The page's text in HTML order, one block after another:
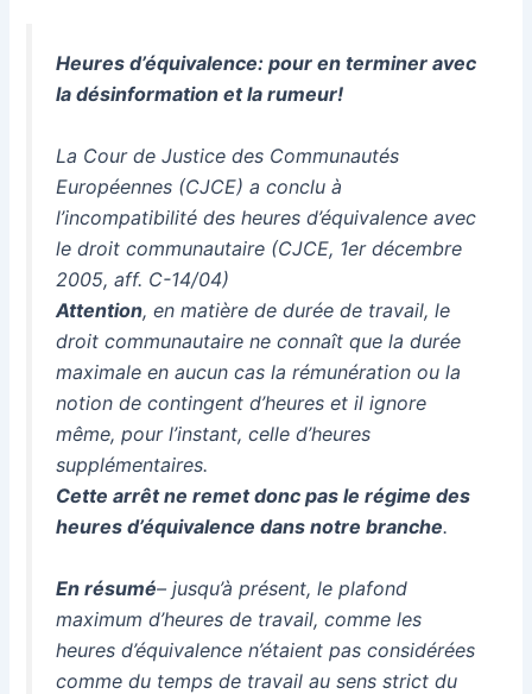
Heures d’équivalence: pour en terminer avec
la désinformation et la rumeur!
La Cour de Justice des Communautés
Européennes (CJCE) a conclu à
l’incompatibilité des heures d’équivalence avec
le droit communautaire (CJCE, 1er décembre
2005, aff. C-14/04)
Attention, en matière de durée de travail, le
droit communautaire ne connaît que la durée
maximale en aucun cas la rémunération ou la
notion de contingent d’heures et il ignore
même, pour l’instant, celle d’heures
supplémentaires.
Cette arrêt ne remet donc pas le régime des
heures d’équivalence dans notre branche.
En résumé– jusqu’à présent, le plafond
maximum d’heures de travail, comme les
heures d’équivalence n’étaient pas considérées
comme du temps de travail au sens strict du